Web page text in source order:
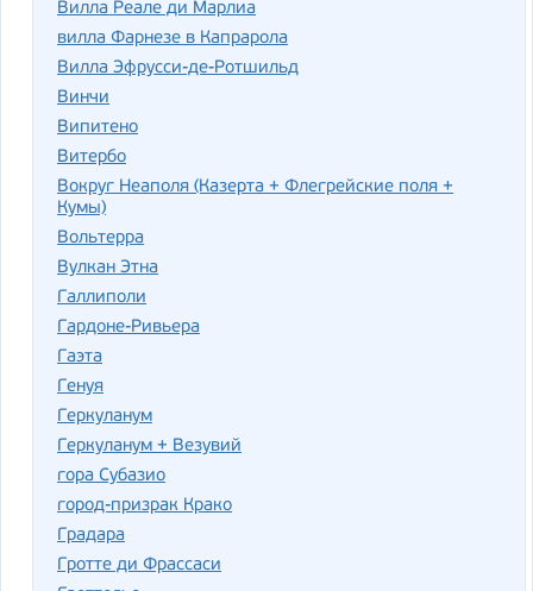
Вилла Реале ди Марлиа
вилла Фарнезе в Капрарола
Вилла Эфрусси-де-Ротшильд
Винчи
Випитено
Витербо
Вокруг Неаполя (Казерта + Флегрейские поля +
Кумы)
Вольтерра
Вулкан Этна
Галлиполи
Гардоне-Ривьера
Гаэта
Генуя
Геркуланум
Геркуланум + Везувий
гора Субазио
город-призрак Крако
Градара
Гротте ди Фрассаси